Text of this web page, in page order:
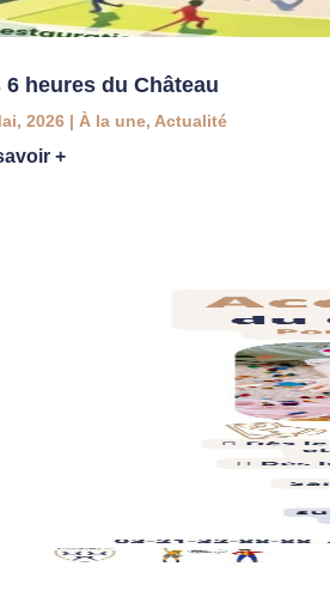
6 heures du Château
2026 | À la une, Actualité
+